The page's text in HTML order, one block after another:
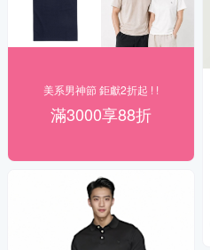
美系男神節 鉅獻2折起 ! !
滿3000享88折